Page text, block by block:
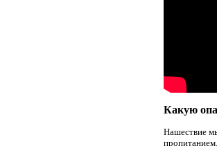
Какую
Нашествие